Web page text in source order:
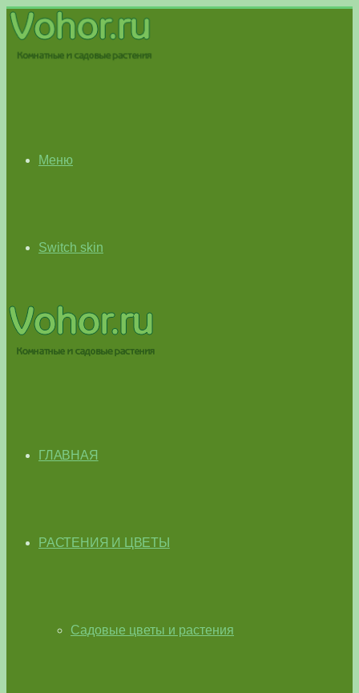
Меню
Switch skin
ГЛАВНАЯ
РАСТЕНИЯ И ЦВЕТЫ
Садовые цветы и растения